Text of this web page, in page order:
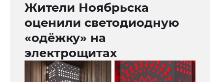
Жители Ноябрьска
оценили светодиодную
«одёжку» на
электрощитах